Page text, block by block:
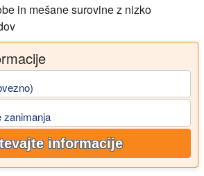
in mešane surovine z nizko
zanimanja
informacije